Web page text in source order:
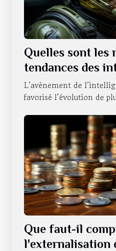
Quelles sont les
tendances des
artificielles sur
NVIDIA ?
L’avènement de
favorisé l’évolution de
Que faut-il
l'externalisation